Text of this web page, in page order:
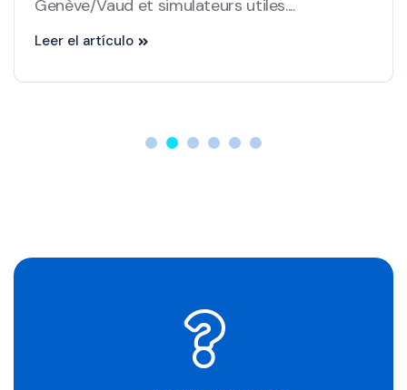
Genève/Vaud et simulateurs utiles....
Leer el artículo